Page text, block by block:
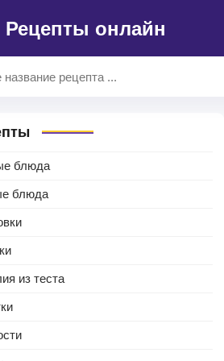
Рецепты онлайн
блюда
блюда
из теста